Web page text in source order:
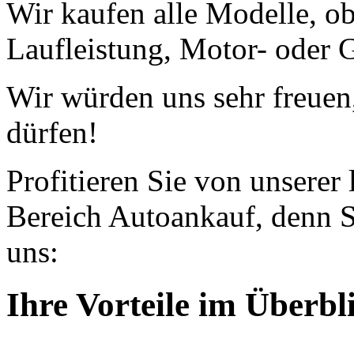
Wir kaufen alle Modelle,
Laufleistung, Motor- oder
Wir würden uns sehr
dürfen!
Profitieren Sie von
Bereich Autoankauf, denn
uns:
Ihre Vorteile im